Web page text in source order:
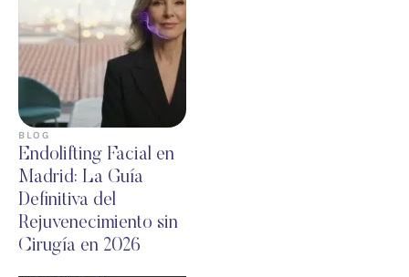
BLOG
Endolifting Facial en
Madrid: La Guía
Definitiva del
Rejuvenecimiento sin
Cirugía en 2026